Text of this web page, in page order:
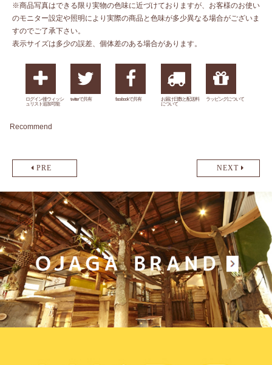
※商品写真はできる限り実物の色味に近づけておりますが、お客様のお使い
のモニター設定や照明により実際の商品と色味が多少異なる場合がございま
すのでご了承下さい。
表示サイズは多少の誤差、個体差のある場合があります。
ログイン後ウィッシ
ュリスト追加可能
twitterで共有 facebookで共有
お届け日数と配送料
について
ラッピングについて
Recommend